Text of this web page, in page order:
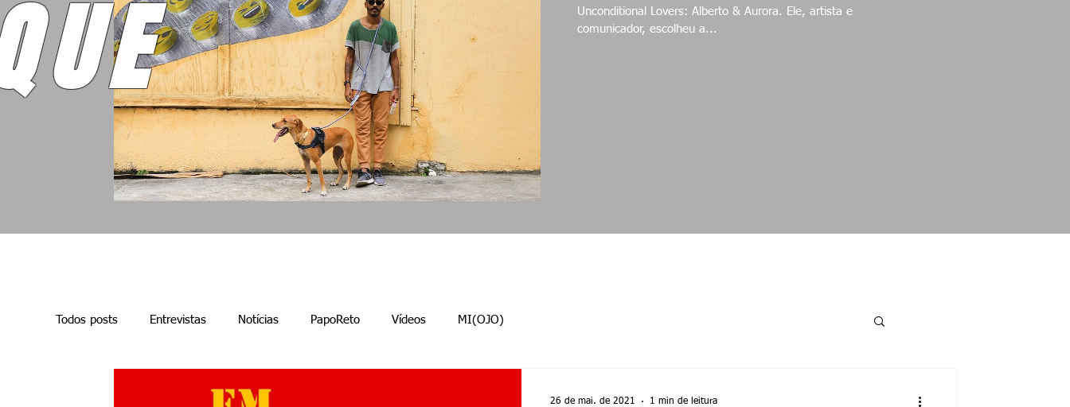
Unconditional Lovers: Alberto & Aurora. Ele, artista e
comunicador, escolheu a...
Todos posts Entrevistas Notícias PapoReto Vídeos MI(OJO)
26 de mai. de 2021 1 min de leitura